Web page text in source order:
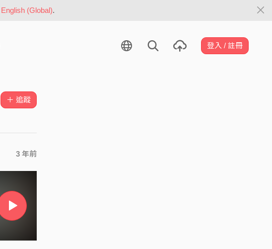
English (Global).
登入 / 註冊
＋ 追蹤
3 年前